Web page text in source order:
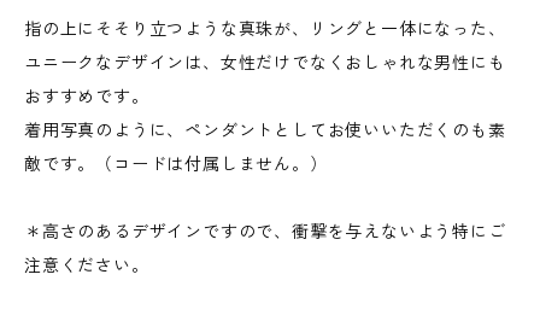
指の上にそそり立つような真珠が、リングと一体になった、
ユニークなデザインは、女性だけでなくおしゃれな男性にも
おすすめです。
着用写真のように、ペンダントとしてお使いいただくのも素
敵です。（コードは付属しません。）
＊高さのあるデザインですので、衝撃を与えないよう特にご
注意ください。